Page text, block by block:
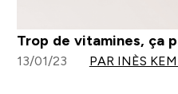
Trop de vitamines, ça
13/01/23 PAR INÈS